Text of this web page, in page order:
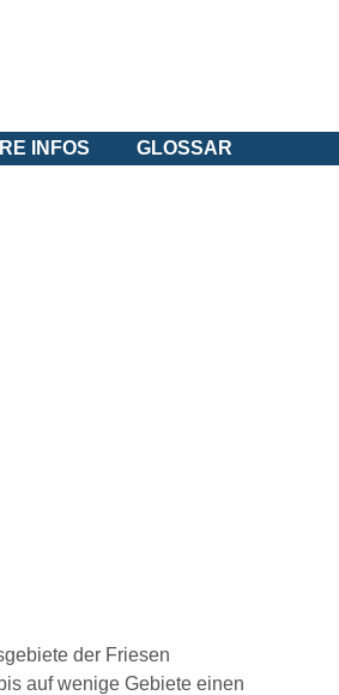
INFOS GLOSSAR
der Friesen
bis auf wenige Gebiete einen